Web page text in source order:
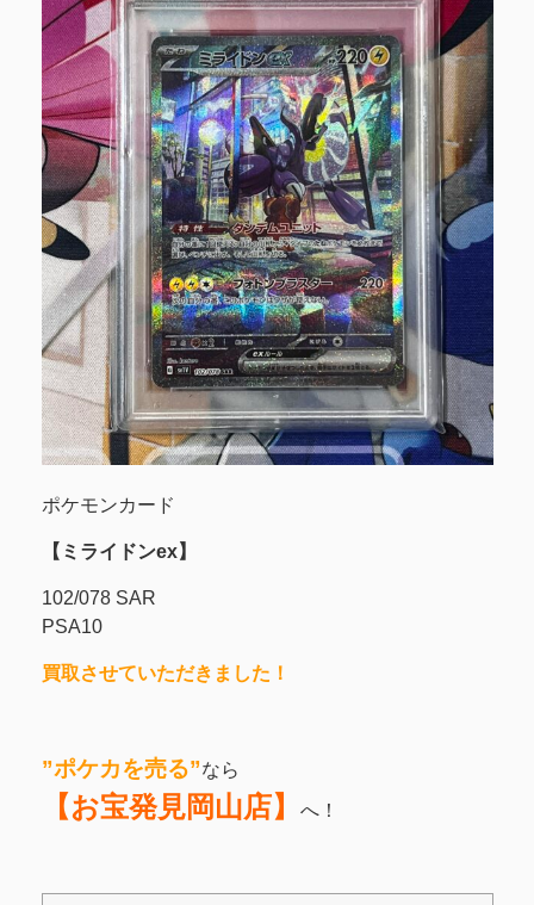
ポケモンカード
【ミライドンex】
102/078 SAR
PSA10
買取させていただきました！
”ポケカを売る”なら
【お宝発見岡山店】 へ！